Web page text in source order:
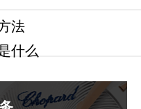
法
什么